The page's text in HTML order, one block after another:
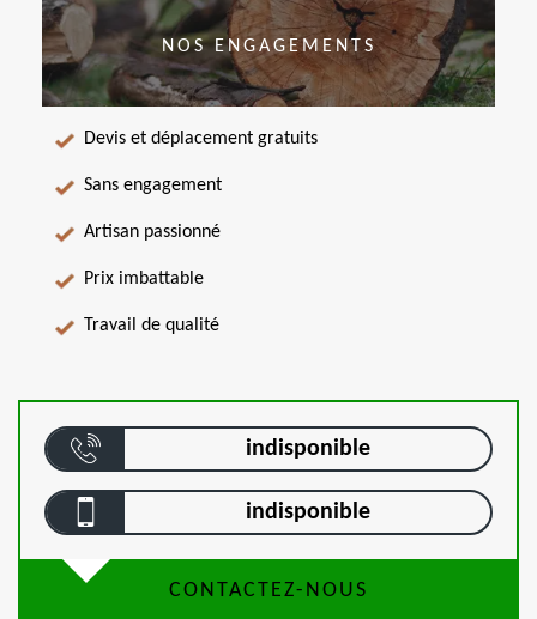
NOS ENGAGEMENTS
Devis et déplacement gratuits
Sans engagement
Artisan passionné
Prix imbattable
Travail de qualité
indisponible
indisponible
CONTACTEZ-NOUS